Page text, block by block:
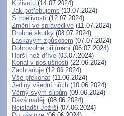
K životu (14.07.2024)
Jak potřebujeme (13.07.2024)
S trpělivostí (12.07.2024)
Změní ve spravedlivé (11.07.2024)
Drobné skutky (08.07.2024)
Laskavým způsobem (07.07.2024)
Dobrovolné přijímání (06.07.2024)
Horší než dříve (03.07.2024)
Konal v poslušnosti (22.06.2024)
Zachraňuje (12.06.2024)
Vše překonat (11.06.2024)
Jediný všední hřích (10.06.2024)
Věrný svým slibům (09.06.2024)
Dává naději (08.06.2024)
Nejsladší Ježíši (07.06.2024)